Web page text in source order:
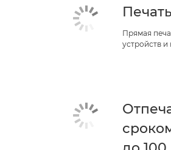
Прямая
устройств